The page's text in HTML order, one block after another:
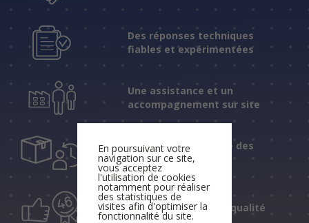
Des réponses techniques
fiables et expérimentées
Une assistance et un
accompagnement sur site
Un suivi personnalisé des
livraisons
46 ans de conseil de qualité
En poursuivant votre
navigation sur ce site,
vous acceptez
l'utilisation de cookies
notamment pour réaliser
des statistiques de
visites afin d'optimiser la
fonctionnalité du site.